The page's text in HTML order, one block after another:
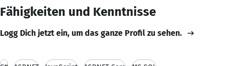
Fähigkeiten und Kenntnisse
Logg Dich jetzt ein, um das ganze Profil zu sehen.